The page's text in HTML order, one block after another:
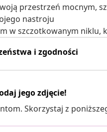
przestrzeń mocnym,
nastroju
w szczotkowanym niklu,
i zgodności
jego zdjęcie!
Skorzystaj z